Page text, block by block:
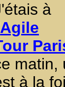
à
Agile
matin,
à la